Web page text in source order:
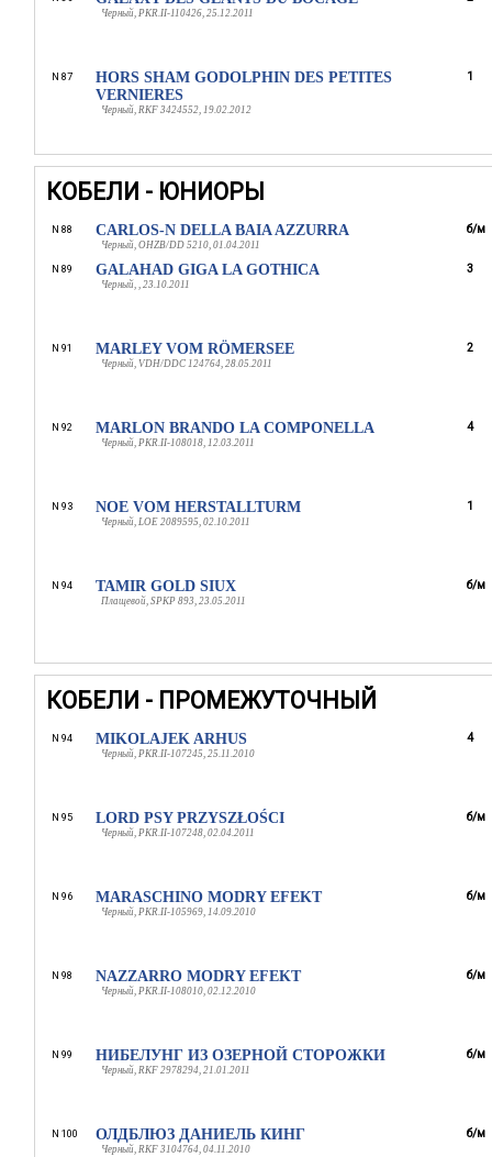
Черный, PKR.II-110426, 25.12.2011
N 87
HORS SHAM GODOLPHIN DES PETITES
VERNIERES
Черный, RKF 3424552, 19.02.2012
1
КОБЕЛИ - ЮНИОРЫ
N 88 CARLOS-N DELLA BAIA AZZURRA
Черный, OHZB/DD 5210, 01.04.2011
б/м
N 89 GALAHAD GIGA LA GOTHICA
Черный, , 23.10.2011
3
N 91 MARLEY VOM RÖMERSEE
Черный, VDH/DDC 124764, 28.05.2011
2
N 92 MARLON BRANDO LA COMPONELLA
Черный, PKR.II-108018, 12.03.2011
4
N 93 NOE VOM HERSTALLTURM
Черный, LOE 2089595, 02.10.2011
1
N 94 TAMIR GOLD SIUX
Плащевой, SPKP 893, 23.05.2011
б/м
КОБЕЛИ - ПРОМЕЖУТОЧНЫЙ
N 94 MIKOLAJEK ARHUS
Черный, PKR.II-107245, 25.11.2010
4
N 95 LORD PSY PRZYSZŁOŚCI
Черный, PKR.II-107248, 02.04.2011
б/м
N 96 MARASCHINO MODRY EFEKT
Черный, PKR.II-105969, 14.09.2010
б/м
N 98 NAZZARRO MODRY EFEKT
Черный, PKR.II-108010, 02.12.2010
б/м
N 99 НИБЕЛУНГ ИЗ ОЗЕРНОЙ СТОРОЖКИ
Черный, RKF 2978294, 21.01.2011
б/м
N 100 ОЛДБЛЮЗ ДАНИЕЛЬ КИНГ
Черный, RKF 3104764, 04.11.2010
б/м